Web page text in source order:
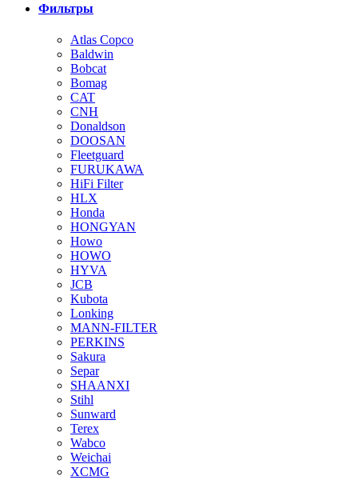
Фильтры
Atlas Copco
Baldwin
Bobcat
Bomag
CAT
CNH
Donaldson
DOOSAN
Fleetguard
FURUKAWA
HiFi Filter
HLX
Honda
HONGYAN
Howo
HOWO
HYVA
JCB
Kubota
Lonking
MANN-FILTER
PERKINS
Sakura
Separ
SHAANXI
Stihl
Sunward
Terex
Wabco
Weichai
XCMG